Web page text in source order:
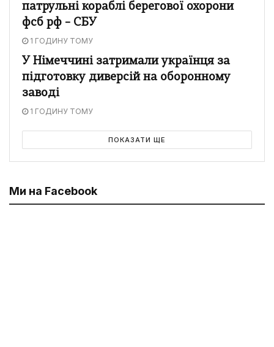
патрульні кораблі берегової охорони
фсб рф – СБУ
1 ГОДИНУ ТОМУ
У Німеччині затримали українця за
підготовку диверсій на оборонному
заводі
1 ГОДИНУ ТОМУ
ПОКАЗАТИ ЩЕ
Ми на Facebook